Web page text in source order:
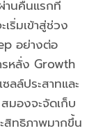
านคืนแรกที่
ริ่มเข้าสู่ช่วง
อย่างต่อ
หลั่ง Growth
ลล์ประสาทและ
มองจะจัดเก็บ
สิทธิภาพมากขึ้น